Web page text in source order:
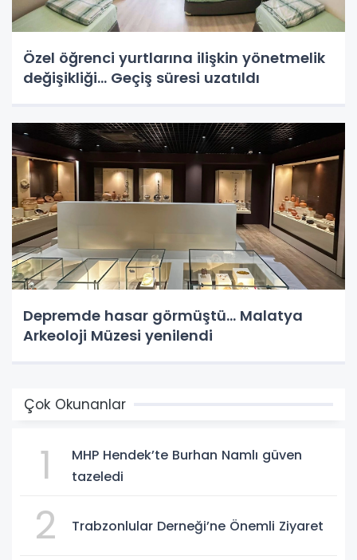
Özel öğrenci yurtlarına ilişkin yönetmelik
değişikliği... Geçiş süresi uzatıldı
Depremde hasar görmüştü... Malatya
Arkeoloji Müzesi yenilendi
Çok Okunanlar
1
MHP Hendek’te Burhan Namlı güven
tazeledi
2 Trabzonlular Derneği’ne Önemli Ziyaret